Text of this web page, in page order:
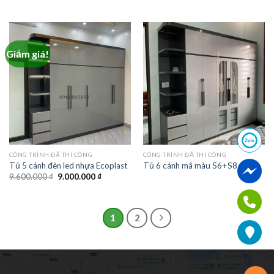
Giảm giá!
CÔNG TRÌNH ĐÃ THI CÔNG
Tủ 5 cánh đèn led nhựa Ecoplast
9.600.000₫ 9.000.000₫
CÔNG TRÌNH ĐÃ THI CÔNG
Tủ 6 cánh mã màu S6+S8
1 2